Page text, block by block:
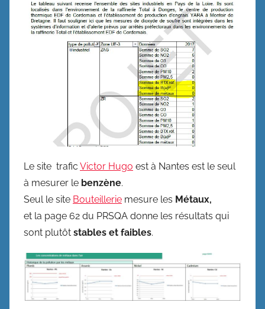
Le site trafic Victor Hugo est à Nantes est le seul
à mesurer le benzène.
Seul le site Bouteillerie mesure les Métaux,
et la page 62 du PRSQA donne les résultats qui
sont plutôt stables et faibles.